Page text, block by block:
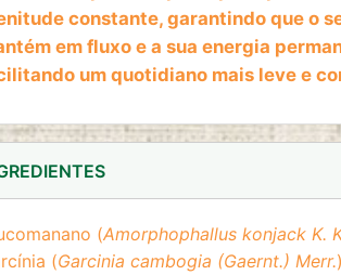
constante, garantindo que o
em fluxo e a sua energia
um quotidiano mais leve e
(Amorphophallus konjack K.
(Garcinia cambogia (Gaernt.) Merr.